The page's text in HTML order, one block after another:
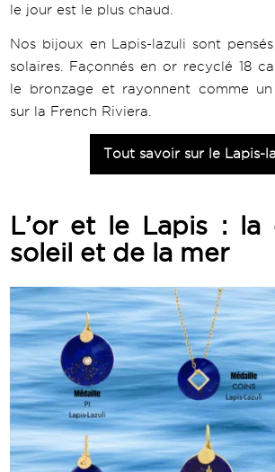
le jour est le plus chaud.
Nos bijoux en Lapis-lazuli sont
solaires. Façonnés en or recyclé 18
le bronzage et rayonnent comme un
sur la French Riviera.
Tout savoir sur le Lapis-
L’or et le Lapis : la
soleil et de la mer